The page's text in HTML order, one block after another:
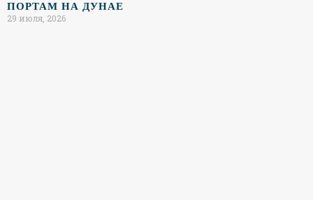
ПОРТАМ НА ДУНАЕ
29 июля, 2026